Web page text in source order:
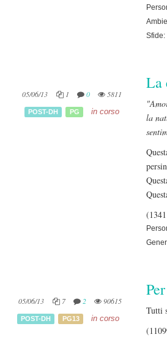
Sfide:
05/06/13 1 0 5811
POST-DH PG in corso
La
la
05/06/13 7 2 90615
POST-DH PG13 in corso
Tutti